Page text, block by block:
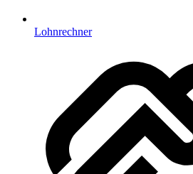
Lohnrechner